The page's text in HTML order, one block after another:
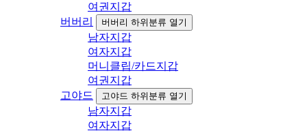
여권지갑
버버리
버버리 하위분류 열기
남자지갑
여자지갑
머니클립/카드지갑
여권지갑
고야드
고야드 하위분류 열기
남자지갑
여자지갑